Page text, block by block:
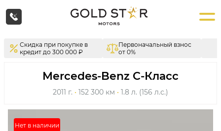
Скидка при покупке в
кредит до 300 000 ₽
Первоначальный взнос
от 0%
Mercedes-Benz C-Класс
2011 г. · 152 300 км · 1.8 л. (156 л.с.)
Нет в наличии